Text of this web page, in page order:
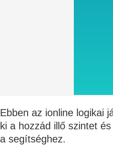
Ebben az ionline logikai
ki a hozzád illő szintet
a segítséghez.